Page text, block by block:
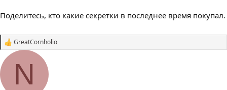
Поделитесь, кто какие секретки в последнее время покупал.
С
м
т
GreatCornholio
N